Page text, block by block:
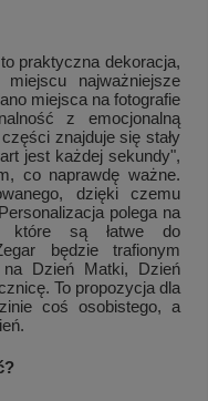
praktyczna dekoracja,
najważniejsze
miejsca na fotografie
z emocjonalną
znajduje się stały
jest każdej sekundy",
co naprawdę ważne.
dzięki czemu
polega na
które są łatwe do
będzie trafionym
Dzień Matki, Dzień
To propozycja dla
coś osobistego, a